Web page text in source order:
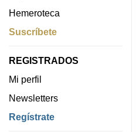
Hemeroteca
Suscríbete
REGISTRADOS
Mi perfil
Newsletters
Regístrate